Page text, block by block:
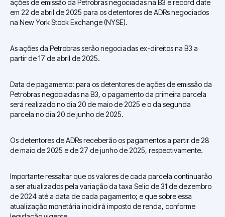
ações de emissão da Petrobras negociadas na B3 e record date
em 22 de abril de 2025 para os detentores de ADRs negociados
na New York Stock Exchange (NYSE).
As ações da Petrobras serão negociadas ex-direitos na B3 a
partir de 17 de abril de 2025.
Data de pagamento: para os detentores de ações de emissão da
Petrobras negociadas na B3, o pagamento da primeira parcela
será realizado no dia 20 de maio de 2025 e o da segunda
parcela no dia 20 de junho de 2025.
Os detentores de ADRs receberão os pagamentos a partir de 28
de maio de 2025 e de 27 de junho de 2025, respectivamente.
Importante ressaltar que os valores de cada parcela continuarão
a ser atualizados pela variação da taxa Selic de 31 de dezembro
de 2024 até a data de cada pagamento; e que sobre essa
atualização monetária incidirá imposto de renda, conforme